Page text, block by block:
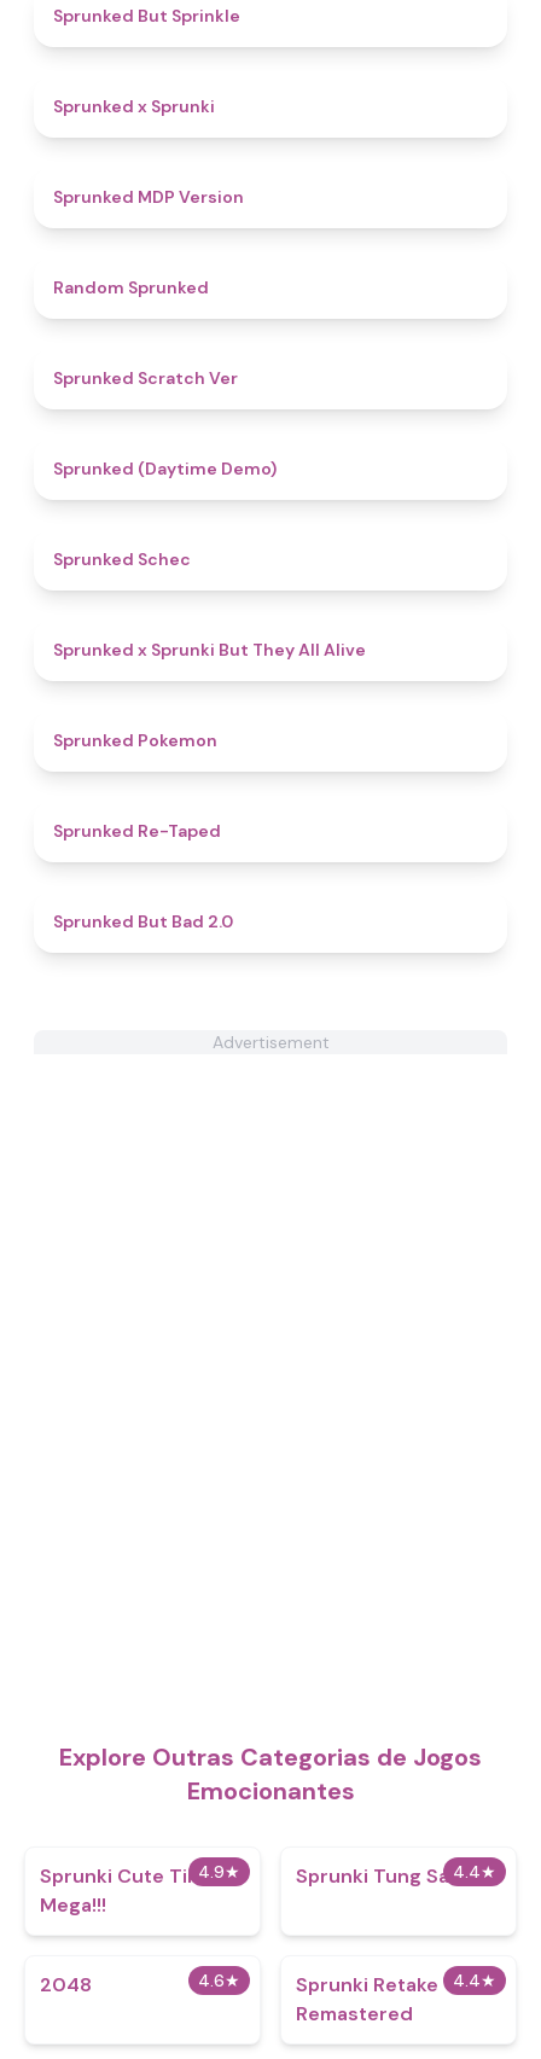
Sprunked But Sprinkle
Sprunked x Sprunki
Sprunked MDP Version
Random Sprunked
Sprunked Scratch Ver
Sprunked (Daytime Demo)
Sprunked Schec
Sprunked x Sprunki But They All Alive
Sprunked Pokemon
Sprunked Re-Taped
Sprunked But Bad 2.0
Advertisement
Explore Outras Categorias de Jogos
Emocionantes
4.9★
Sprunki Cute Time
Mega!!!
4.4★
Sprunki Tung Sahur
4.6★
2048 4.4★
Sprunki Retake
Remastered